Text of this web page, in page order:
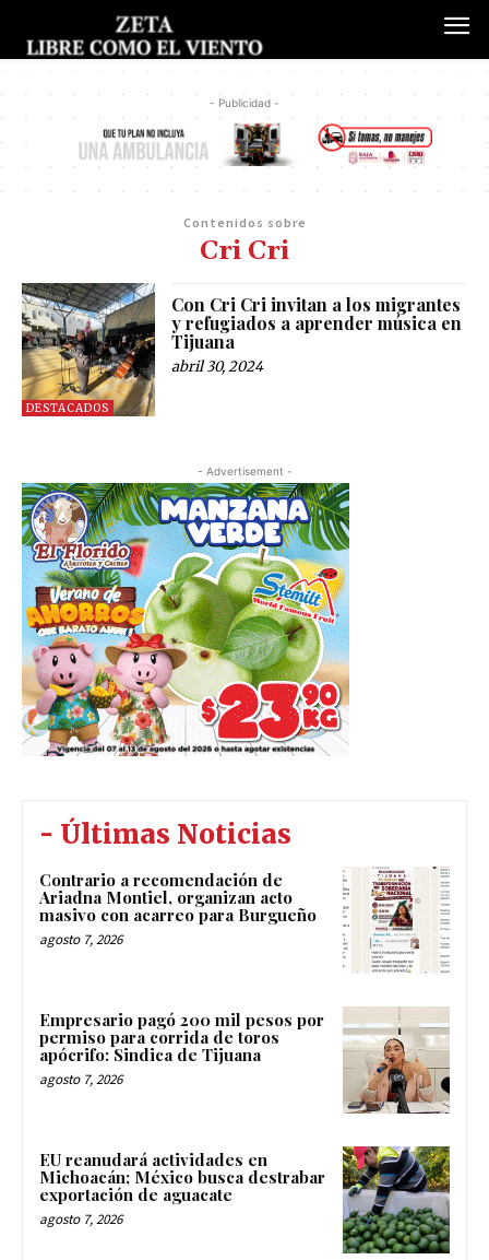
- Publicidad -
Contenidos sobre
Cri Cri
DESTACADOS
Con Cri Cri invitan a los migrantes
y refugiados a aprender música en
Tijuana
abril 30, 2024
- Advertisement -
- Últimas Noticias
Contrario a recomendación de
Ariadna Montiel, organizan acto
masivo con acarreo para Burgueño
agosto 7, 2026
Empresario pagó 200 mil pesos por
permiso para corrida de toros
apócrifo: Sindica de Tijuana
agosto 7, 2026
EU reanudará actividades en
Michoacán; México busca destrabar
exportación de aguacate
agosto 7, 2026